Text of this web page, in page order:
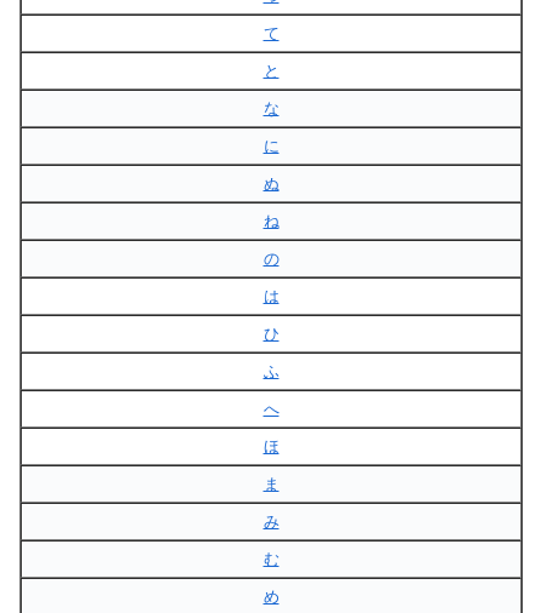
て
と
な
に
ぬ
ね
の
は
ひ
ふ
へ
ほ
ま
み
む
め